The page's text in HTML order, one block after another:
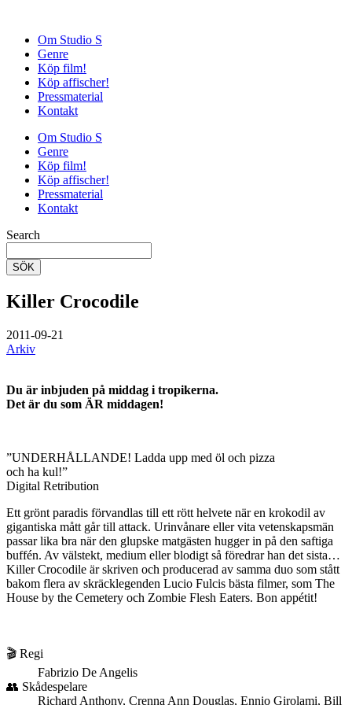
Om Studio S
Genre
Köp film!
Köp affischer!
Pressmaterial
Kontakt
Om Studio S
Genre
Köp film!
Köp affischer!
Pressmaterial
Kontakt
Search
SÖK
Killer Crocodile
2011-09-21
Arkiv
Du är inbjuden på middag i tropikerna.
Det är du som ÄR middagen!
”UNDERHÅLLANDE! Ladda upp med öl och pizza
och ha kul!”
Digital Retribution
Ett grönt paradis förvandlas till ett rött helvete när en krokodil av
gigantiska mått går till attack. Urinvånare eller vita vetenskapsmän
passar lika bra när den glupske matgästen hugger in på den saftiga
buffén. Av välstekt, medium eller blodigt så föredrar han det sista…
Killer Crocodile är skriven och producerad av samma duo som stått
bakom flera av skräcklegenden Lucio Fulcis bästa filmer, som The
House by the Cemetery och Zombie Flesh Eaters. Bon appétit!
🎬 Regi
Fabrizio De Angelis
👥 Skådespelare
Richard Anthony, Crenna Ann Douglas, Ennio Girolami, Bill